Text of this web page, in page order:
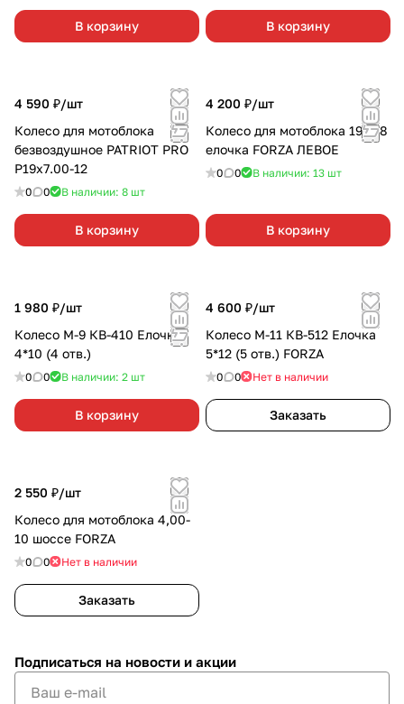
В корзину В корзину
4 590 ₽/шт
Колесо для мотоблока
безвоздушное PATRIOT PRO
Р19х7.00-12
0 0 В наличии: 8 шт
В корзину
4 200 ₽/шт
Колесо для мотоблока 19-7х8
елочка FORZA ЛЕВОЕ
0 0 В наличии: 13 шт
В корзину
1 980 ₽/шт
Колесо М-9 КВ-410 Елочка
4*10 (4 отв.)
0 0 В наличии: 2 шт
В корзину
4 600 ₽/шт
Колесо М-11 КВ-512 Елочка
5*12 (5 отв.) FORZA
0 0 Нет в наличии
Заказать
2 550 ₽/шт
Колесо для мотоблока 4,00-
10 шоссе FORZA
0 0 Нет в наличии
Заказать
Подписаться на новости и акции